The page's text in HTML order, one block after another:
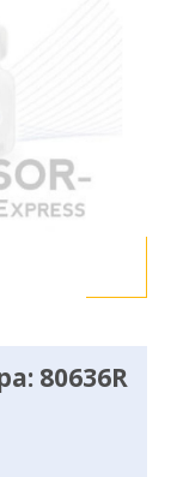
80636R